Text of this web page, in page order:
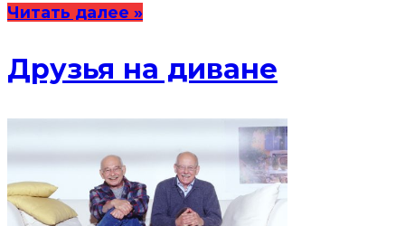
Читать далее »
Друзья на диване